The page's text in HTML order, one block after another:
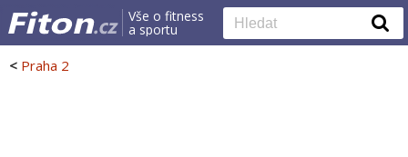
Vše o fitness
a sportu
< Praha 2